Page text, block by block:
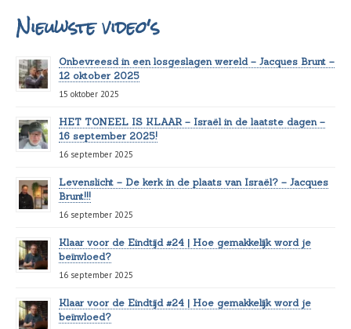
Nieuwste video's
Onbevreesd in een losgeslagen wereld – Jacques Brunt –
12 oktober 2025
15 oktober 2025
HET TONEEL IS KLAAR – Israël in de laatste dagen –
16 september 2025!
16 september 2025
Levenslicht – De kerk in de plaats van Israël? – Jacques
Brunt!!!
16 september 2025
Klaar voor de Eindtijd #24 | Hoe gemakkelijk word je
beïnvloed?
16 september 2025
Klaar voor de Eindtijd #24 | Hoe gemakkelijk word je
beïnvloed?